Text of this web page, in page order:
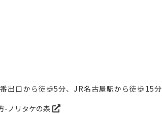
出口から徒歩5分、JR名古屋駅から徒歩15分
-ノリタケの森